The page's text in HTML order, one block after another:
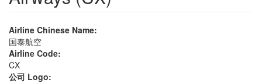
Airline Chinese Name:
国泰航空
Airline Code:
CX
公司 Logo: